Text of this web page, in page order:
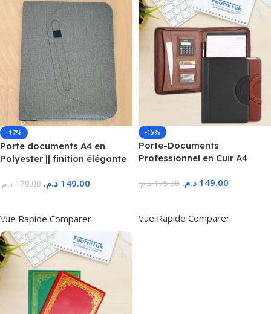
-17%
Porte documents A4 en
Polyester || finition élégante
179.00 د.م. 149.00 د.م.
Vue Rapide Comparer
-15%
Porte-Documents
Professionnel en Cuir A4
175.00 د.م. 149.00 د.م.
Vue Rapide Comparer